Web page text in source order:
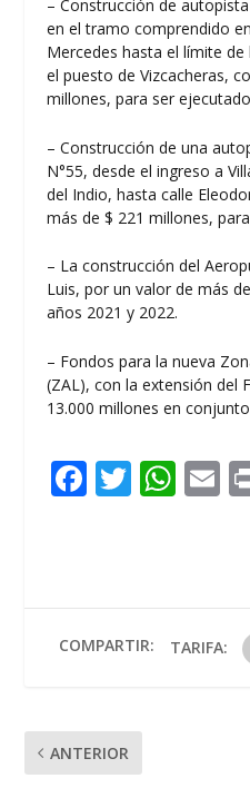
– Construcción de
en el tramo comprendido
Mercedes hasta el límite
el puesto de Vizcacheras,
millones, para ser
– Construcción de una
N°55, desde el ingreso a
del Indio, hasta calle
más de $ 221 millones,
– La construcción del
Luis, por un valor de más
años 2021 y 2022.
– Fondos para la nueva
(ZAL), con la extensión del
13.000 millones en
F
ac
o
o
T
w
W
h
A
p
E
COMPARTIR: TARIFA:
ANTERIOR